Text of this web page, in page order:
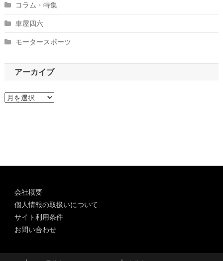
コラム・特集
車屋四六
モータースポーツ
アーカイブ
ア
会社概要
個人情報の取扱いについて
サイト利用条件
お問い合わせ